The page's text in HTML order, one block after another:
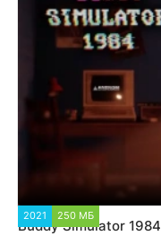
2021 250 МБ
Buddy Simulator 1984